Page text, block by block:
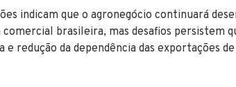
indicam que o agronegócio continuará
brasileira, mas desafios persistem
e redução da dependência das exportações